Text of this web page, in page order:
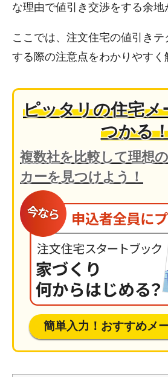
な理由で値引き交渉をする余地
ここでは、注文住宅の値引きテ
する際の注意点をわかりやすく
ピッタリの住宅メ
つかる
複数社を比較して理想
カーを見つけよう！
簡単入力！おすすめメ